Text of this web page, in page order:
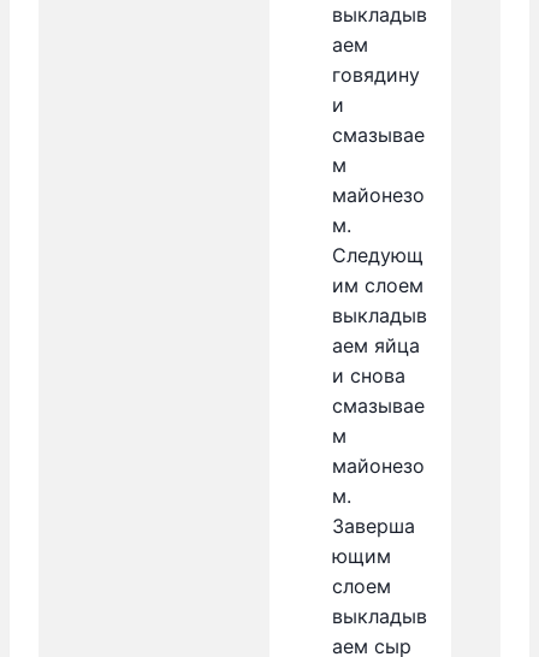
выкладыв
аем
говядину
и
смазывае
м
майонезо
м.
Следующ
им слоем
выкладыв
аем яйца
и снова
смазывае
м
майонезо
м.
Заверша
ющим
слоем
выкладыв
аем сыр